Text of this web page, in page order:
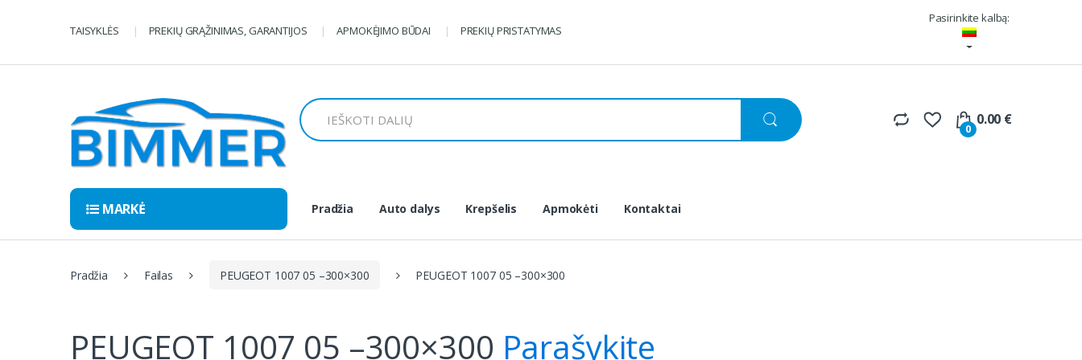
TAISYKLĖS PREKIŲ GRĄŽINIMAS, GARANTIJOS APMOKĖJIMO BŪDAI PREKIŲ PRISTATYMAS
Pasirinkite kalbą:
Ieškoti:
0
0.00 €
MARKĖ Pradžia Auto dalys Krepšelis Apmokėti Kontaktai
Pradžia Failas PEUGEOT 1007 05 –300×300 PEUGEOT 1007 05 –300×300
PEUGEOT 1007 05 –300×300 Parašykite